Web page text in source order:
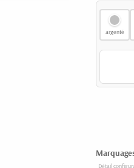
argenté